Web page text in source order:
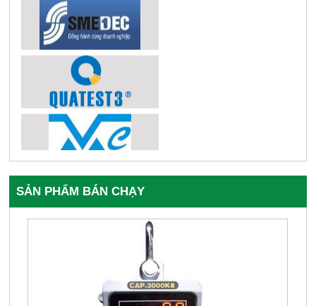
SẢN PHẨM BÁN CHẠY